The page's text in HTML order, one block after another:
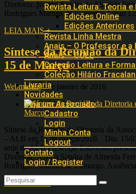
Revista Leitura: Teoria e
Edições Online
Edições Anteriores
Revista Linha Mestra
Anais – O Professor e a
Anais – COLE
Coleção Leitura e
Coleção Hilário
Livraria
Novidades
Seja um Associado
Cadastro
Login
Minha Conta
Logout
Contato
Login / Register
Diretoria: Norma Sandra de Almeida
Rodrigues Martins de Camargo, Lílian
LEIA MAIS +
Síntese da Reunião da
15 de Março
Webmaster7 de janeiro de 2016
Síntese da Reunião da Diretoria da
– ALB em 15 de março/2010. Dia: 15/
sede da ALB Presença: Estiveram
Diretoria: Norma Sandra de Almeida
Rodrigues Martins de Camargo.
LEIA MAIS +